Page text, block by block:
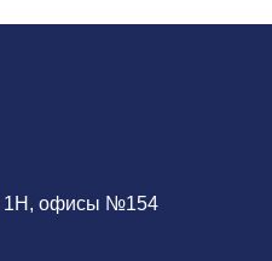
1H, офисы №154